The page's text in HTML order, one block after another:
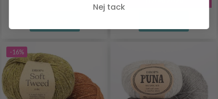
-16%
Nej tack